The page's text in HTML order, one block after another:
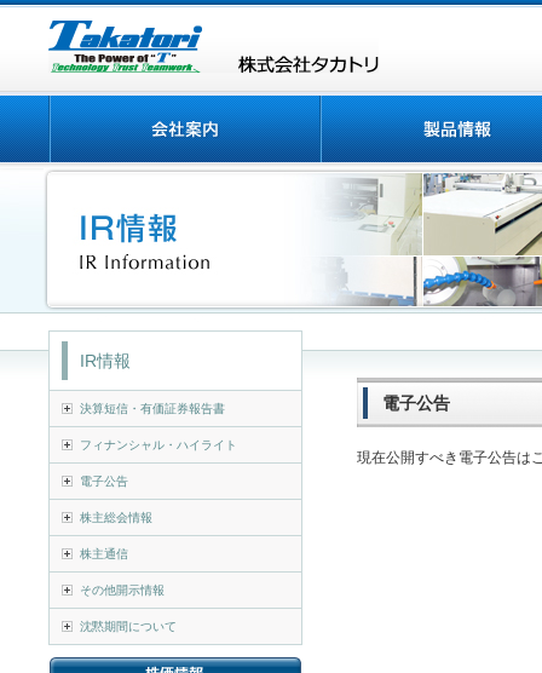
電子公告
現在公開すべき電子公告は
IR情報
決算短信・有価証券報告書
フィナンシャル・ハイライト
電子公告
株主総会情報
株主通信
その他開示情報
沈黙期間について